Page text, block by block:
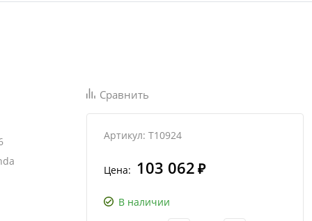
Сравнить
Артикул: T10924
Цена: 103 062 ₽
В наличии